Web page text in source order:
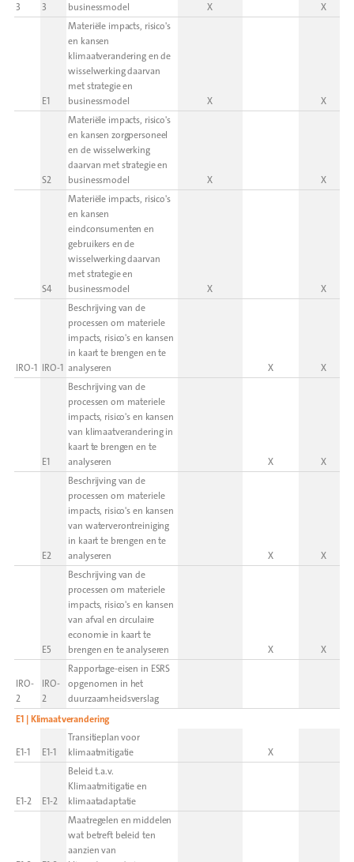
3
3
businessmodel
X X
E1
Materiële impacts, risico's
en kansen
klimaatverandering en de
wisselwerking daarvan
met strategie en
businessmodel
X X
S2
Materiële impacts, risico's
en kansen zorgpersoneel
en de wisselwerking
daarvan met strategie en
businessmodel
X X
S4
Materiële impacts, risico's
en kansen
eindconsumenten en
gebruikers en de
wisselwerking daarvan
met strategie en
businessmodel
X X
IRO-1 IRO-1
Beschrijving van de
processen om materiele
impacts, risico's en kansen
in kaart te brengen en te
analyseren
X X
E1
Beschrijving van de
processen om materiele
impacts, risico's en kansen
van klimaatverandering in
kaart te brengen en te
analyseren
X X
E2
Beschrijving van de
processen om materiele
impacts, risico's en kansen
van waterverontreiniging
in kaart te brengen en te
analyseren
X X
E5
Beschrijving van de
processen om materiele
impacts, risico's en kansen
van afval en circulaire
economie in kaart te
brengen en te analyseren
X X
IRO-
2
IRO-
2
Rapportage-eisen in ESRS
opgenomen in het
duurzaamheidsverslag
E1 | Klimaatverandering
E1-1 E1-1
Transitieplan voor
klimaatmitigatie
X
E1-2 E1-2
Beleid t.a.v.
Klimaatmitigatie en
klimaatadaptatie
Maatregelen en middelen
wat betreft beleid ten
aanzien van